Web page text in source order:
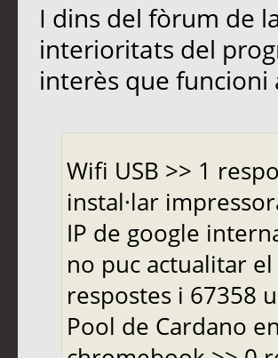
I dins del fòrum de
interioritats del
interès que funcioni
Wifi USB >> 1
instal·lar
IP de google
no puc actualitar
respostes i 67358
Pool de Cardano